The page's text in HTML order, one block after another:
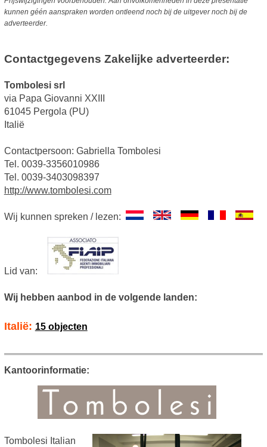
kunnen géén aanspraken worden ontleend noch bij de uitgever noch bij de
adverteerder.
Contactgegevens Zakelijke adverteerder:
Tombolesi srl
via Papa Giovanni XXIII
61045 Pergola (PU)
Italië
Contactpersoon: Gabriella Tombolesi
Tel. 0039-3356010986
Tel. 0039-3403098397
http://www.tombolesi.com
Wij kunnen spreken / lezen:
Lid van:
Wij hebben aanbod in de volgende landen:
Italië: 15 objecten
Kantoorinformatie:
Tombolesi Italian